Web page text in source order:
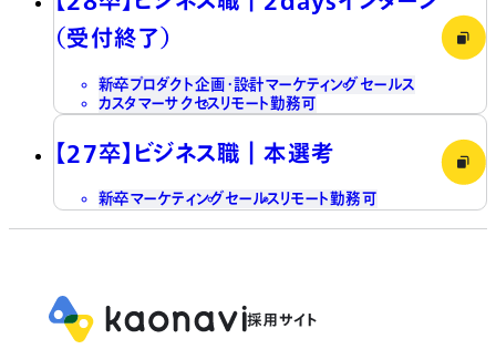
（受付終了）
新卒プロダクト企画・設計マーケティングセールス
カスタマーサクセス リモート勤務可
【27卒】ビジネス職┃本選考
新卒マーケティング セールスリモート勤務可